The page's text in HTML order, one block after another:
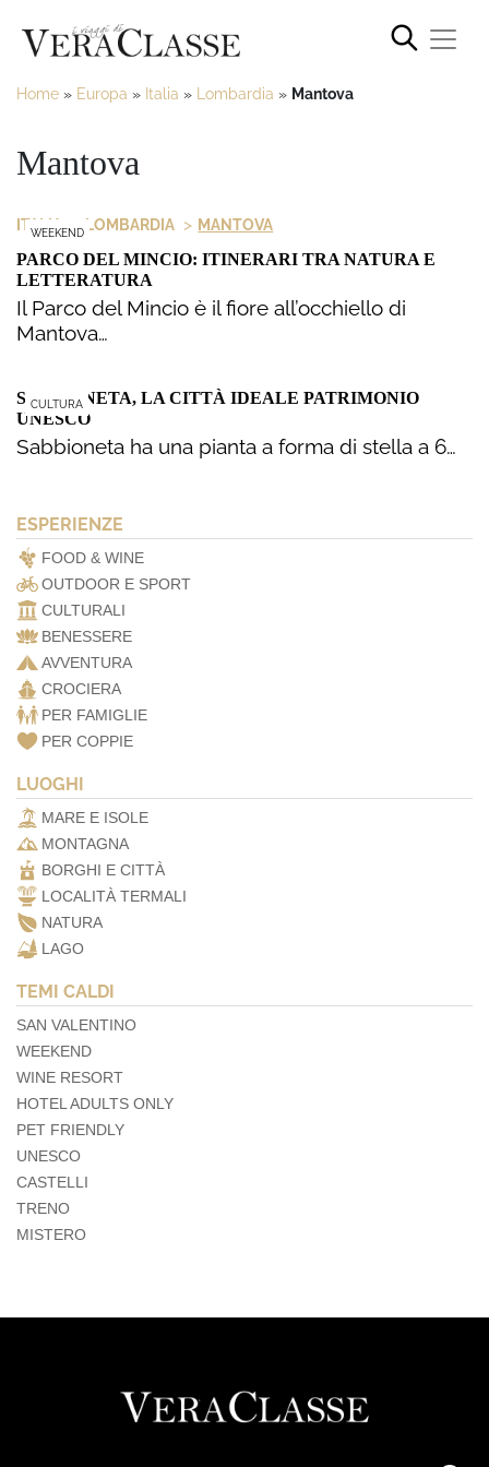
Home » Europa » Italia » Lombardia » Mantova
Mantova
WEEKEND
ITALIA > LOMBARDIA > MANTOVA
PARCO DEL MINCIO: ITINERARI TRA NATURA E
LETTERATURA
Il Parco del Mincio è il fiore all’occhiello di
Mantova…
CULTURA
SABBIONETA, LA CITTÀ IDEALE PATRIMONIO
UNESCO
Sabbioneta ha una pianta a forma di stella a 6…
ESPERIENZE
FOOD & WINE
OUTDOOR E SPORT
CULTURALI
BENESSERE
AVVENTURA
CROCIERA
PER FAMIGLIE
PER COPPIE
LUOGHI
MARE E ISOLE
MONTAGNA
BORGHI E CITTÀ
LOCALITÀ TERMALI
NATURA
LAGO
TEMI CALDI
SAN VALENTINO
WEEKEND
WINE RESORT
HOTEL ADULTS ONLY
PET FRIENDLY
UNESCO
CASTELLI
TRENO
MISTERO